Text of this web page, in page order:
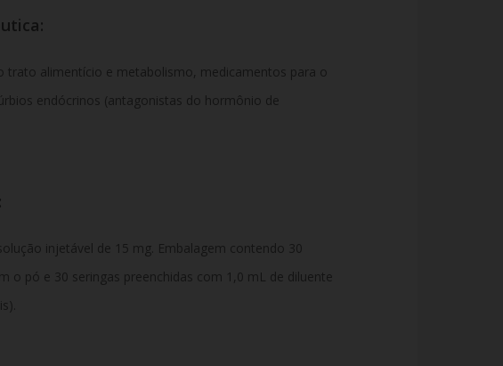
trato alimentício e metabolismo, medicamentos para o
endócrinos (antagonistas do hormônio de
injetável de 15 mg. Embalagem contendo 30
o pó e 30 seringas preenchidas com 1,0 mL de diluente